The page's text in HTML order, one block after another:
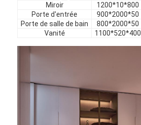
Meubles de bureau
Miroir
1200*10*800
Porte d'entrée
900*2000*50
Porte de salle de bain
800*2000*50
Vanité
1100*520*400